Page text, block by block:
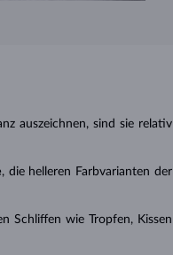
auszeichnen, sind sie relativ
, die helleren Farbvarianten der
Schliffen wie Tropfen, Kissen